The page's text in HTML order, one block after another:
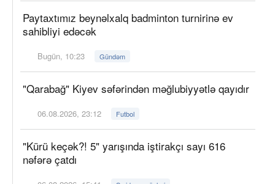
Paytaxtımız beynəlxalq badminton turnirinə ev
sahibliyi edəcək
Bugün, 10:23 Gündəm
"Qarabağ" Kiyev səfərindən məğlubiyyətlə qayıdır
06.08.2026, 23:12 Futbol
"Kürü keçək?! 5" yarışında iştirakçı sayı 616
nəfərə çatdı